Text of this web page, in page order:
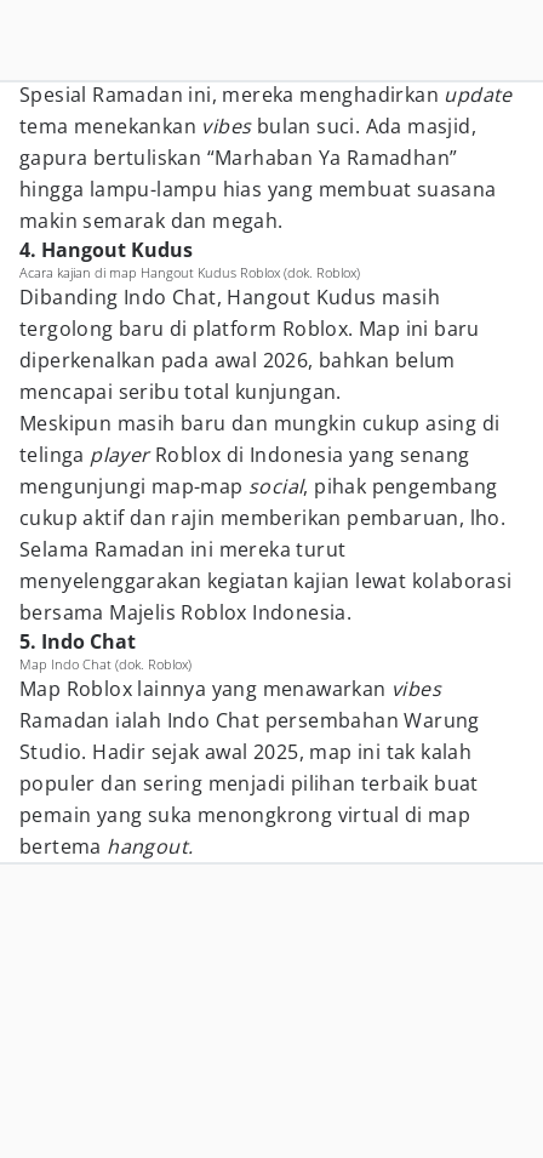
Spesial Ramadan ini, mereka menghadirkan update
tema menekankan vibes bulan suci. Ada masjid,
gapura bertuliskan “Marhaban Ya Ramadhan”
hingga lampu-lampu hias yang membuat suasana
makin semarak dan megah.
4. Hangout Kudus
Acara kajian di map Hangout Kudus Roblox (dok. Roblox)
Dibanding Indo Chat, Hangout Kudus masih
tergolong baru di platform Roblox. Map ini baru
diperkenalkan pada awal 2026, bahkan belum
mencapai seribu total kunjungan.
Meskipun masih baru dan mungkin cukup asing di
telinga playerRoblox di Indonesia yang senang
mengunjungi map-map social, pihak pengembang
cukup aktif dan rajin memberikan pembaruan, lho.
Selama Ramadan ini mereka turut
menyelenggarakan kegiatan kajian lewat kolaborasi
bersama Majelis Roblox Indonesia.
5. Indo Chat
Map Indo Chat (dok. Roblox)
Map Roblox lainnya yang menawarkan vibes
Ramadan ialah Indo Chat persembahan Warung
Studio. Hadir sejak awal 2025, map ini tak kalah
populer dan sering menjadi pilihan terbaik buat
pemain yang suka menongkrong virtual di map
bertema hangout.